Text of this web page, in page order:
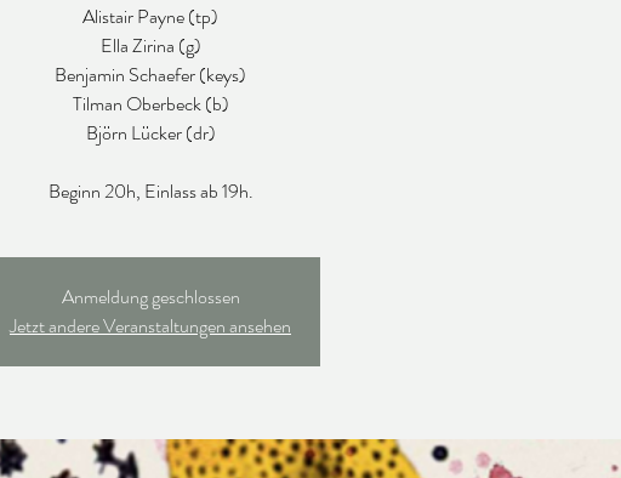
Alistair Payne (tp)
Ella Zirina (g)
Benjamin Schaefer (keys)
Tilman Oberbeck (b)
Björn Lücker (dr)
Beginn 20h, Einlass ab 19h.
Anmeldung geschlossen
Jetzt andere Veranstaltungen ansehen